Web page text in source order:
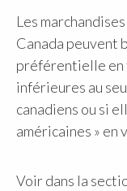
Les
Canada peuvent
préférentielle en
inférieures au
canadiens ou si
américaines »
Voir dans la